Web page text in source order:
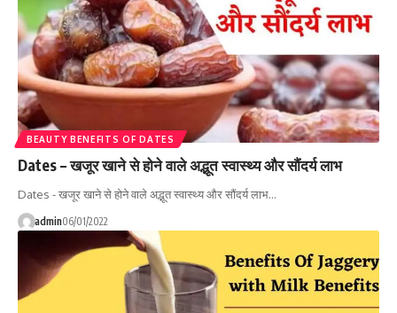
BEAUTY BENEFITS OF DATES
Dates – खजूर खाने से होने वाले अद्भूत स्वास्थ्य और सौंदर्य लाभ
Dates - खजूर खाने से होने वाले अद्भूत स्वास्थ्य और सौंदर्य लाभ…
admin06/01/2022